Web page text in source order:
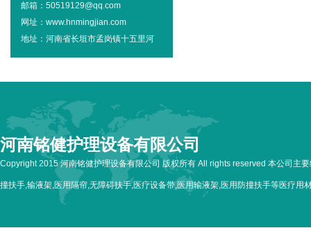
邮箱：50519129@qq.com
网址：www.hnmingjian.com
地址：河南省长垣市孟岗镇十五里河
河南铭健护理设备有限公司
Copyright 2015 河南铭健护理设备有限公司 版权所有 All rights reserved 本公司主
撞扶手,输液架,医用隔帘,无障碍扶手,医疗设备带,医用输液架,医用防撞扶手等医疗用